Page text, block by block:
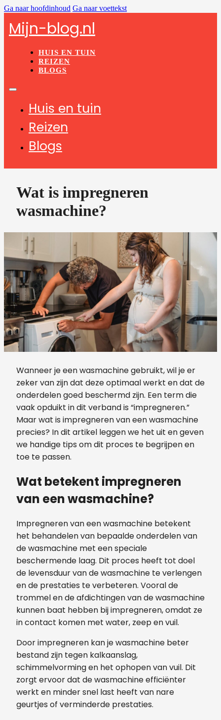
Ga naar hoofdinhoud Ga naar voettekst
Mijn-blog.nl
HUIS EN TUIN
REIZEN
BLOGS
Huis en tuin
Reizen
Blogs
Wat is impregneren
wasmachine?
Wanneer je een wasmachine gebruikt, wil je er
zeker van zijn dat deze optimaal werkt en dat de
onderdelen goed beschermd zijn. Een term die
vaak opduikt in dit verband is “impregneren.”
Maar wat is impregneren van een wasmachine
precies? In dit artikel leggen we het uit en geven
we handige tips om dit proces te begrijpen en
toe te passen.
Wat betekent impregneren
van een wasmachine?
Impregneren van een wasmachine betekent
het behandelen van bepaalde onderdelen van
de wasmachine met een speciale
beschermende laag. Dit proces heeft tot doel
de levensduur van de wasmachine te verlengen
en de prestaties te verbeteren. Vooral de
trommel en de afdichtingen van de wasmachine
kunnen baat hebben bij impregneren, omdat ze
in contact komen met water, zeep en vuil.
Door impregneren kan je wasmachine beter
bestand zijn tegen kalkaanslag,
schimmelvorming en het ophopen van vuil. Dit
zorgt ervoor dat de wasmachine efficiënter
werkt en minder snel last heeft van nare
geurtjes of verminderde prestaties.